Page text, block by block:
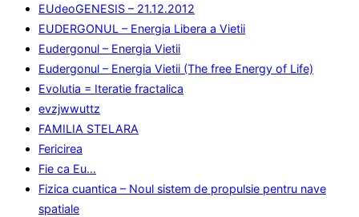
EUdeoGENESIS – 21.12.2012
EUDERGONUL – Energia Libera a Vietii
Eudergonul – Energia Vietii
Eudergonul – Energia Vietii (The free Energy of Life)
Evolutia = Iteratie fractalica
evzjwwuttz
FAMILIA STELARA
Fericirea
Fie ca Eu…
Fizica cuantica – Noul sistem de propulsie pentru nave
spatiale